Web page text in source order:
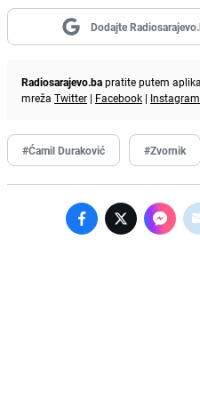
Dodajte
Radiosarajevo.bapratite putem
mreža Twitter | Facebook | Instagram
#Ćamil Duraković #Zvornik